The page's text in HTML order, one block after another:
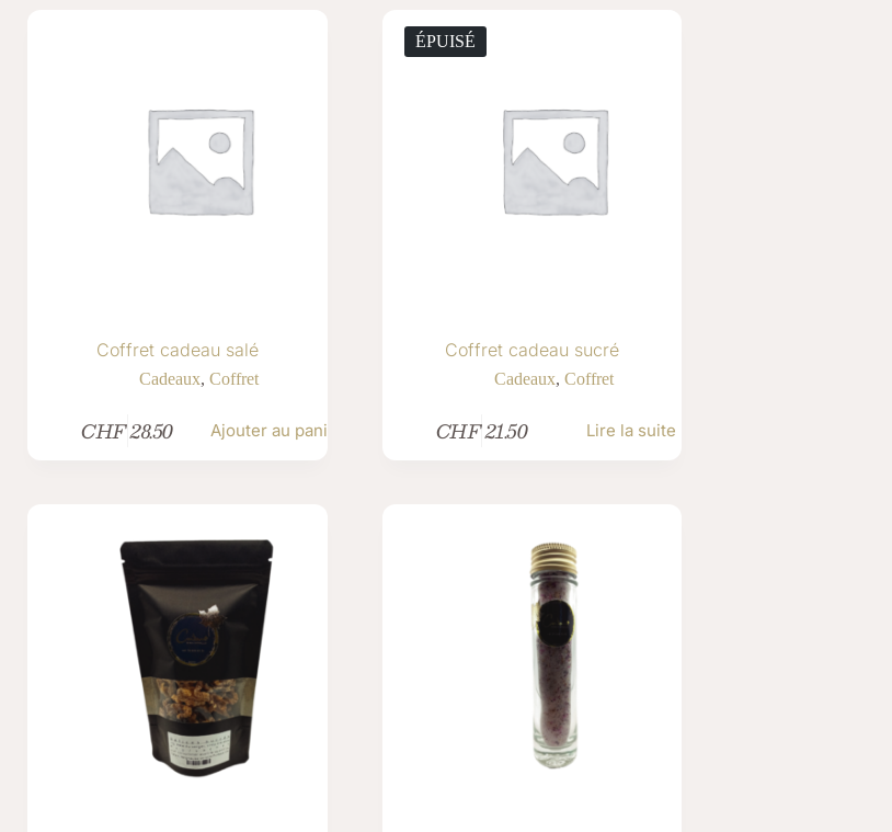
Coffret cadeau salé
Cadeaux,Coffret
CHF28.50 Ajouter au panier
ÉPUISÉ
Coffret cadeau sucré
Cadeaux, Coffret
CHF21.50 Lire la suite